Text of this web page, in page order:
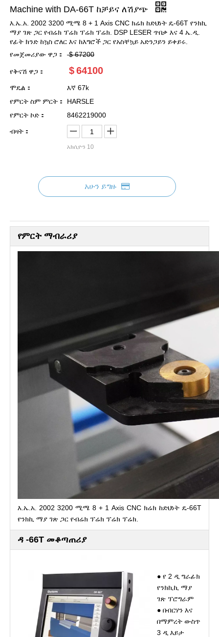
Machine with DA-66T ከቻይና ለሽያጭ
እ.ኤ.አ. 2002 3200 ሚሜ 8 + 1 Axis CNC ክሬክ ከድህነት ዴ-66T የንክኪ
ማያ ገጽ ጋር የብሬክ ፕሬክ ፕሬክ ፕሬክ. DSP LESER ጥበቃ እና 4 ኤ.ዲ.
የፊት ክንድ ከኳስ ሮለር እና ከእግሮች ጋር የአስቸኳይ አድንጋይን ይቀይሩ.
የመጀመሪያው ዋጋ：
$ 67200
የቅናሽ ዋጋ： $64100
ሞዴል：
እኛ 67k
የምርት ስም ምርት：
HARSLE
የምርት ኮድ：
8462219000
ብዛት：
አክሲዮን 10
አሁን ይግዙ
የምርት ማብራሪያ
እ.ኤ.አ. 2002 3200 ሚሜ 8 + 1 Axis CNC ክሬክ ከድህነት ዴ-66T
የንክኪ ማያ ገጽ ጋር የብሬክ ፕሬክ ፕሬክ ፕሬክ.
ዳ -66T መቆጣጠሪያ
● የ 2 ዲ ግራፊክ
የንክኪኪ ማያ
ገጽ ፕሮግራም
● በብርሃን እና
በማምረት ውስጥ
3 ዲ እይታ